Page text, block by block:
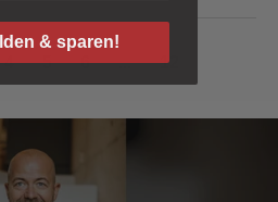
4 5 6 ... 12
sind super einfach. Die Ware hat
und zuverlässig. 👍
& sparen!